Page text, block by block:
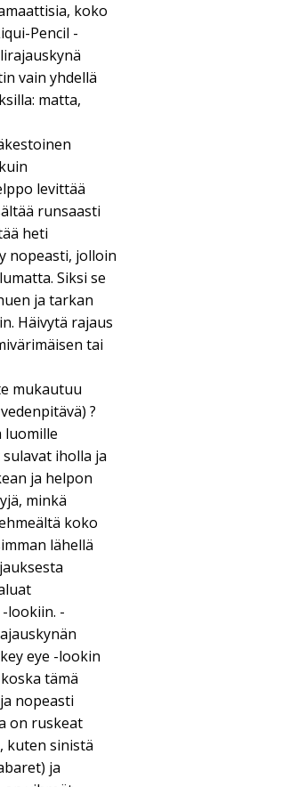
koko
Pencil -
vain yhdellä
matta,
levittää
runsaasti
heti
nopeasti, jolloin
Siksi se
ja tarkan
Häivytä rajaus
tai
mukautuu
?
luomille
iholla ja
ja helpon
minkä
koko
lähellä
lookiin. -
eye -lookin
tämä
nopeasti
on ruskeat
kuten sinistä
ja